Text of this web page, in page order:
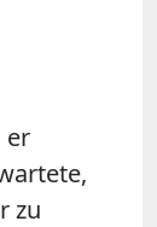
er
zu